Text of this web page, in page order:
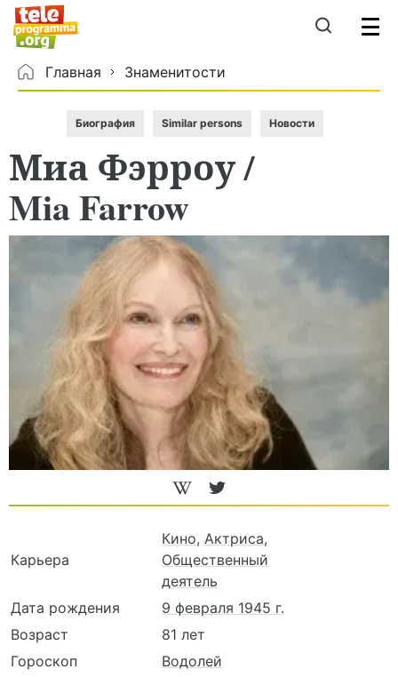
Главная Знаменитости
Биография Similar persons Новости
Миа Фэрроу/
Mia Farrow
Карьера
Кино, Актриса,
Общественный
деятель
Дата рождения
9 февраля 1945 г.
Возраст
81 лет
Гороскоп
Водолей